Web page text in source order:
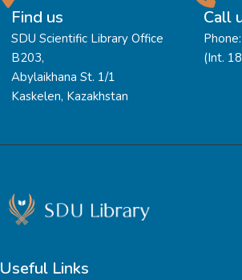
Find us
SDU Scientific Library Office
B203,
Abylaikhana St. 1/1
Kaskelen, Kazakhstan
Call
(Int.
Useful Links